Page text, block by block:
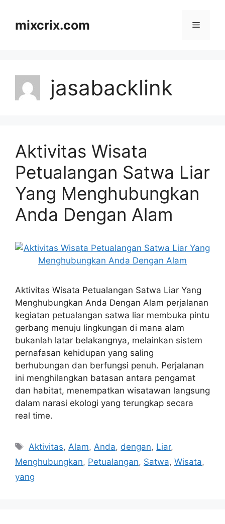
contentmixcrix.com Menu
jasabacklink
Aktivitas Wisata
Petualangan Satwa Liar
Yang Menghubungkan
Anda Dengan Alam
Aktivitas Wisata Petualangan Satwa Liar Yang
Menghubungkan Anda Dengan Alam perjalanan
kegiatan petualangan satwa liar membuka pintu
gerbang menuju lingkungan di mana alam
bukanlah latar belakangnya, melainkan sistem
pernafasan kehidupan yang saling
berhubungan dan berfungsi penuh. Perjalanan
ini menghilangkan batasan antara pengamat
dan habitat, menempatkan wisatawan langsung
dalam narasi ekologi yang terungkap secara
real time.
Tags
Aktivitas,Alam,Anda, dengan, Liar,
Menghubungkan, Petualangan, Satwa, Wisata,
yang